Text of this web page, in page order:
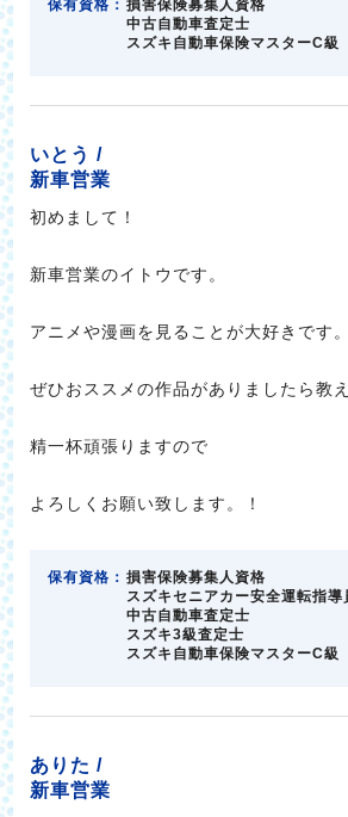
保有資格： 損害保険募集人資格
中古自動車査定士
スズキ自動車保険マスターC級
いとう /
新車営業
初めまして！
新車営業のイトウです。
アニメや漫画を見ることが大好きです。
ぜひおススメの作品がありましたら教
精一杯頑張りますので
よろしくお願い致します。！
保有資格： 損害保険募集人資格
スズキセニアカー安全運転指導
中古自動車査定士
スズキ3級査定士
スズキ自動車保険マスターC級
ありた /
新車営業